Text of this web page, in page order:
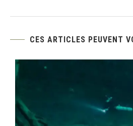
CES ARTICLES PEUVENT